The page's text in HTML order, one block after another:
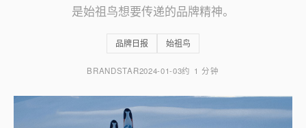
是始祖鸟想要传递的品牌精神。
品牌日报 始祖鸟
BRANDSTAR2024-01-03约 1 分钟